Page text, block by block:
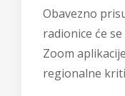
Obavezno
radionice će
Zoom
regionalne